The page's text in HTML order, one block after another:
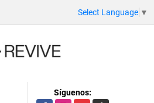
Select Language ▼
Síguenos: